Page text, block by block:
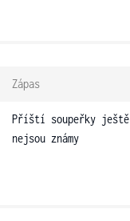
Zápas
Příští soupeřky ještě
nejsou známy